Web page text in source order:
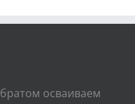
осваиваем